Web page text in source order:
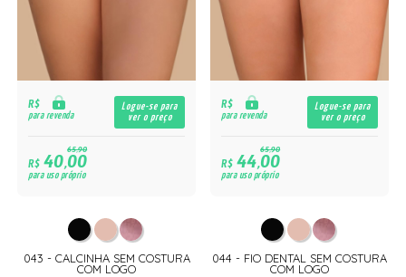
R$
para revenda
Logue-se para
ver o preço
65,90
R$40,00
para uso próprio
043 - CALCINHA SEM COSTURA
COM LOGO
R$
para revenda
Logue-se para
ver o preço
65,90
R$44,00
para uso próprio
044 - FIO DENTAL SEM COSTURA
COM LOGO